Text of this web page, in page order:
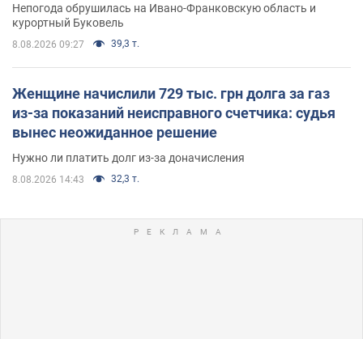
Непогода обрушилась на Ивано-Франковскую область и
курортный Буковель
8.08.2026 09:27 39,3 т.
Женщине начислили 729 тыс. грн долга за газ
из-за показаний неисправного счетчика: судья
вынес неожиданное решение
Нужно ли платить долг из-за доначисления
8.08.2026 14:43 32,3 т.